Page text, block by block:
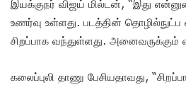
இயக்குநர் விஜய் மில்டன், “இது
உணர்வு உள்ளது. படத்தின்
சிறப்பாக வந்துள்ளது. அனைவருக்கும்
கலைப்புலி தாணு பேசியதாவது,